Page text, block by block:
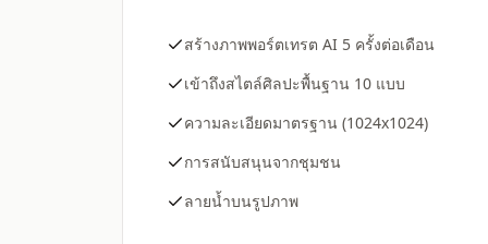
สร้างภาพพอร์ตเทรต AI 5 ครั้งต่อเดือน
เข้าถึงสไตล์ศิลปะพื้นฐาน 10 แบบ
ความละเอียดมาตรฐาน (1024x1024)
การสนับสนุนจากชุมชน
ลายน้ำบนรูปภาพ